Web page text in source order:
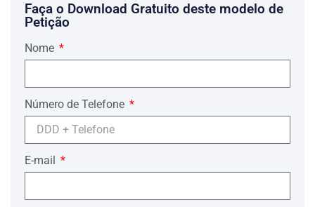
ÍNCLITOS JULGADORES
pedido e deferimento de decretação de
falência ajuizada pela empresa……….
Recorrida em face do Recorrente, em
………….(dia, mês e ano).
Mesmo tendo sido oferecida a CAUÇÃO
FIDEJUSSÓRIA em garantia, por
de falência foi decretado.
agravou de instrumento; porém , não
Faça o Download Gratuito deste modelo de
Petição
Nome
Número de Telefone
E-mail